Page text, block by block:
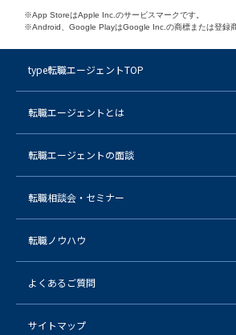
※App StoreはApple Inc.のサービスマークです。
※Android、Google PlayはGoogle Inc.の商標または登録商
type転職エージェントTOP
転職エージェントとは
転職エージェントの面談
転職相談会・セミナー
転職ノウハウ
よくあるご質問
サイトマップ